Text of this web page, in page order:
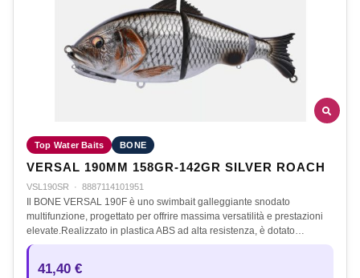
Top Water Baits BONE
VERSAL 190MM 158GR-142GR SILVER ROACH
VSL190SR · 8887114101951
Il BONE VERSAL 190F è uno swimbait galleggiante snodato
multifunzione, progettato per offrire massima versatilità e prestazioni
elevate.Realizzato in plastica ABS ad alta resistenza, è dotato…
41,40 €